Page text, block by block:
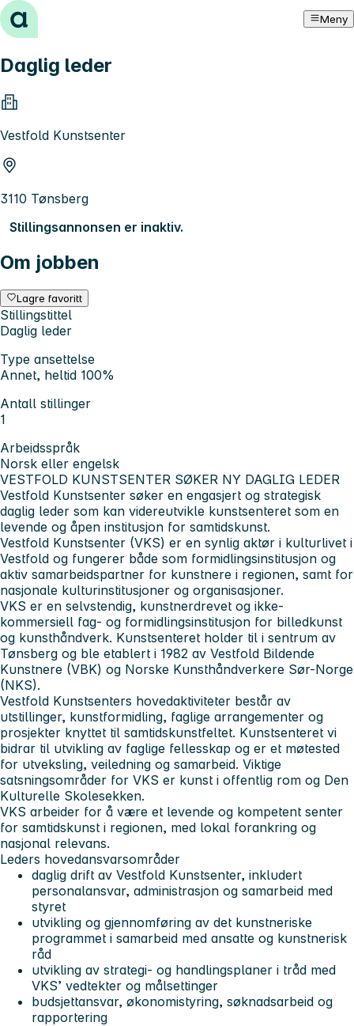
Hopp til innhold Meny
Daglig leder
Vestfold Kunstsenter
3110 Tønsberg
Stillingsannonsen er inaktiv.
Om jobben
Lagre favoritt
Stillingstittel
Daglig leder
Type ansettelse
Annet, heltid 100%
Antall stillinger
1
Arbeidsspråk
Norsk eller engelsk
VESTFOLD KUNSTSENTER SØKER NY DAGLIG LEDER
Vestfold Kunstsenter søker en engasjert og strategisk
daglig leder som kan videreutvikle kunstsenteret som en
levende og åpen institusjon for samtidskunst.
Vestfold Kunstsenter (VKS) er en synlig aktør i kulturlivet i
Vestfold og fungerer både som formidlingsinstitusjon og
aktiv samarbeidspartner for kunstnere i regionen, samt for
nasjonale kulturinstitusjoner og organisasjoner.
VKS er en selvstendig, kunstnerdrevet og ikke-
kommersiell fag- og formidlingsinstitusjon for billedkunst
og kunsthåndverk. Kunstsenteret holder til i sentrum av
Tønsberg og ble etablert i 1982 av Vestfold Bildende
Kunstnere (VBK) og Norske Kunsthåndverkere Sør-Norge
(NKS).
Vestfold Kunstsenters hovedaktiviteter består av
utstillinger, kunstformidling, faglige arrangementer og
prosjekter knyttet til samtidskunstfeltet. Kunstsenteret vi
bidrar til utvikling av faglige fellesskap og er et møtested
for utveksling, veiledning og samarbeid. Viktige
satsningsområder for VKS er kunst i offentlig rom og Den
Kulturelle Skolesekken.
VKS arbeider for å være et levende og kompetent senter
for samtidskunst i regionen, med lokal forankring og
nasjonal relevans.
Leders hovedansvarsområder
daglig drift av Vestfold Kunstsenter, inkludert
personalansvar, administrasjon og samarbeid med
styret
utvikling og gjennomføring av det kunstneriske
programmet i samarbeid med ansatte og kunstnerisk
råd
utvikling av strategi- og handlingsplaner i tråd med
VKS’ vedtekter og målsettinger
budsjettansvar, økonomistyring, søknadsarbeid og
rapportering